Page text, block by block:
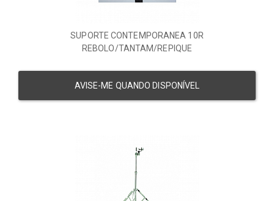
SUPORTE CONTEMPORANEA 10R
REBOLO/TANTAM/REPIQUE
AVISE-ME QUANDO DISPONÍVEL